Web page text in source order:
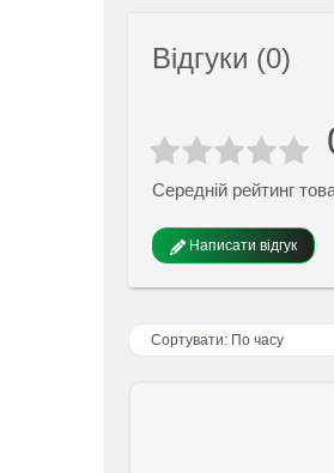
Відгуки (0)
Середній рейтинг
Написати відгук